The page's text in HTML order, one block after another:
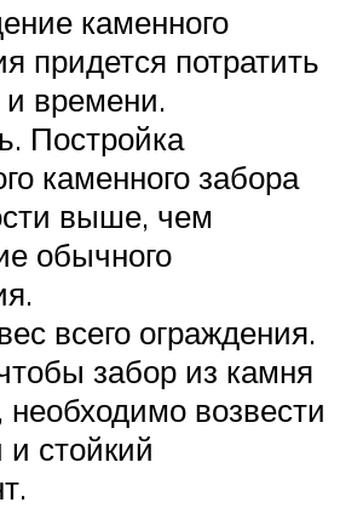
каменного
придется потратить
и времени.
Постройка
каменного забора
выше, чем
обычного
всего ограждения.
забор из камня
необходимо возвести
стойкий